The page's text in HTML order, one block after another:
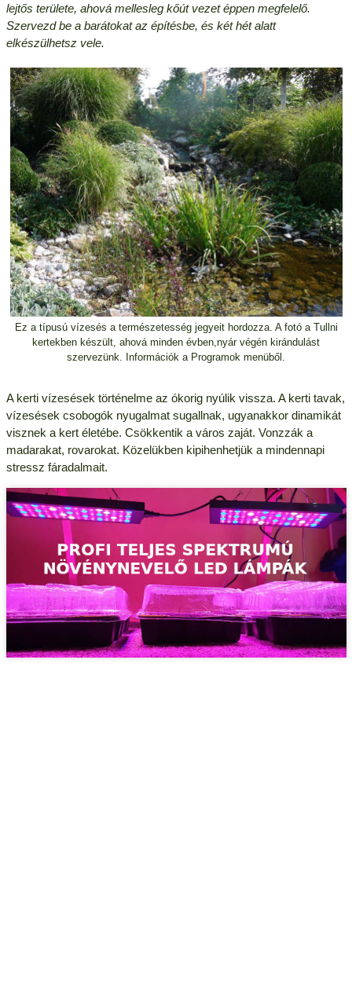
lejtős területe, ahová mellesleg kőút vezet éppen megfelelő.
Szervezd be a barátokat az építésbe, és két hét alatt
elkészülhetsz vele.
Ez a típusú vízesés a természetesség jegyeit hordozza. A fotó a Tullni
kertekben készült, ahová minden évben,nyár végén kirándulást
szervezünk. Információk a Programok menüből.
A kerti vízesések történelme az ókorig nyúlik vissza. A kerti tavak,
vízesések csobogók nyugalmat sugallnak, ugyanakkor dinamikát
visznek a kert életébe. Csökkentik a város zaját. Vonzzák a
madarakat, rovarokat. Közelükben kipihenhetjük a mindennapi
stressz fáradalmait.